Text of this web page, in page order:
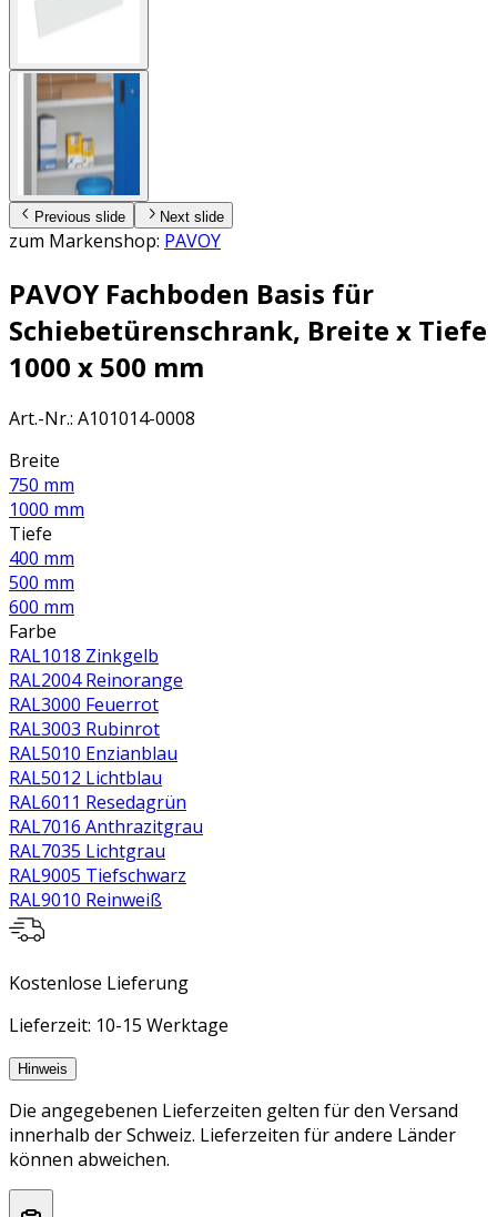
Previous slide Next slide
zum Markenshop: PAVOY
PAVOY Fachboden Basis für
Schiebetürenschrank, Breite x Tiefe
1000 x 500 mm
Art.-Nr.: A101014-0008
Breite
750 mm
1000 mm
Tiefe
400 mm
500 mm
600 mm
Farbe
RAL1018 Zinkgelb
RAL2004 Reinorange
RAL3000 Feuerrot
RAL3003 Rubinrot
RAL5010 Enzianblau
RAL5012 Lichtblau
RAL6011 Resedagrün
RAL7016 Anthrazitgrau
RAL7035 Lichtgrau
RAL9005 Tiefschwarz
RAL9010 Reinweiß
Kostenlose Lieferung
Lieferzeit: 10-15 Werktage
Hinweis
Die angegebenen Lieferzeiten gelten für den Versand
innerhalb der Schweiz. Lieferzeiten für andere Länder
können abweichen.